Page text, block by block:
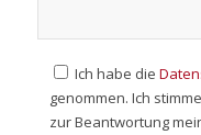
Ich habe die
genommen. Ich
zur Beantwortung